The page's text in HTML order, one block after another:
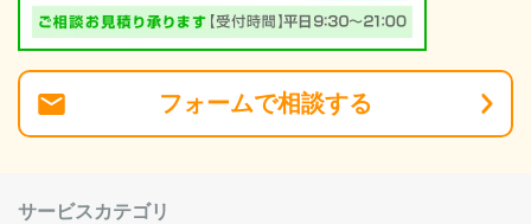
フォームで相談する
サービスカテゴリ